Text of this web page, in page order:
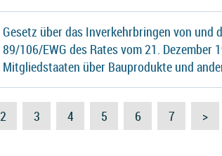
Gesetz über das Inverkehrbringen von und
89/106/EWG des Rates vom 21.
Mitgliedstaaten über Bauprodukte und
2 3 4 5 6 7 >